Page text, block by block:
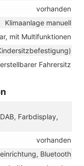
vorhanden
Klimaanlage manuell
mit Multifunktionen
Fahrersitz
Farbdisplay,
vorhanden
Bluetooth